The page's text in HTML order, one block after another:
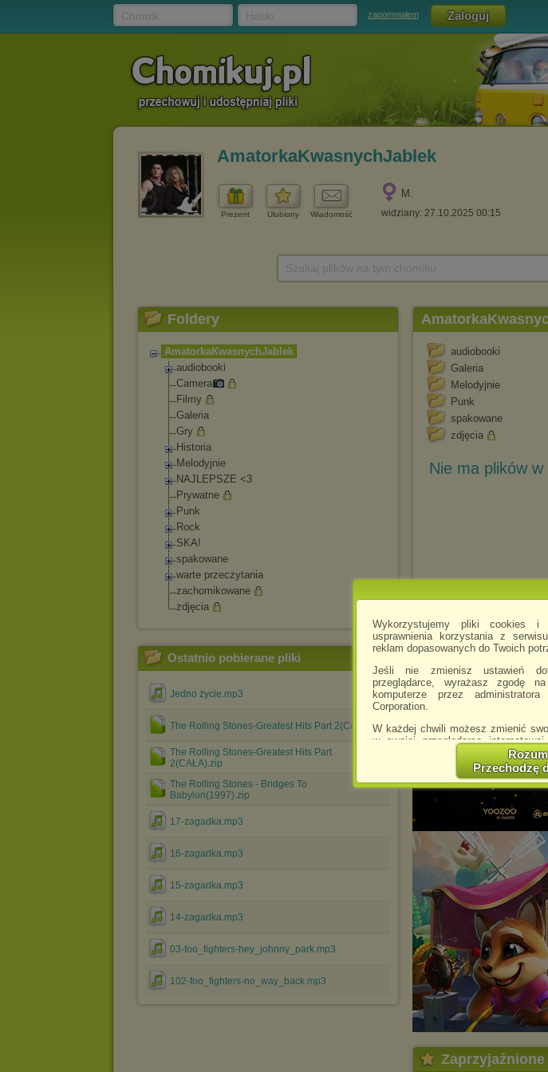
Wykorzystujemy pliki cookies i
usprawnienia korzystania z
reklam dopasowanych do Twoich
Jeśli nie zmienisz ustawień
przeglądarce, wyrażasz zgodę
komputerze przez
Corporation.
W każdej chwili możesz zmienić
w swojej przeglądarce
http://
Jednocześnie informujemy że
spowodować ograniczenie
W przypadku braku twojej
prosimy o opuszczenie serwisu
Wykorzystanie plików cookies
(dostosowanie reklam do Twoich
marketingowych).
Wyrażenie sprzeciwu
będzie dopasowana do Twoich
wyświetlona przypadkowo.
Istnieje możliwość zmiany
sposób uniemożliwiający
urządzeniu końcowym. Można
dokonując odpowiednich
internetowej.
Pełną informację na ten
http://chomikuj.pl/
Przechodzę
zapomniałem
AmatorkaKwasnychJablek
Prezent Ulubiony Wiadomość
M.
widziany: 27.10.2025 00:15
Foldery
AmatorkaKwasnychJabl ek
audiobooki
Camera
Filmy
Galeria
Gry
Historia
Melodyjnie
NAJLEPSZE <3
Prywatne
Punk
Rock
SKA!
spakowane
warte przeczytania
zachomikowane
zdjęcia
Ostatnio pobierane pliki
Jedno życie.mp3
The Rolling Stones-Greatest Hits Part 2(CAŁA).rar
The Rolling Stones-Greatest Hits Part
2(CAŁA).zip
The Rolling Stones - Bridges To
Babylon(1997).zip
17-zagadka.mp3
16-zagadka.mp3
15-zagadka.mp3
14-zagadka.mp3
03-foo_fighters-hey_johnny_park.mp3
102-foo_fighters-no_way_back.mp3
audiobooki
Galeria
Melodyjnie
Punk
spakowane
zdjęcia
Nie ma plików